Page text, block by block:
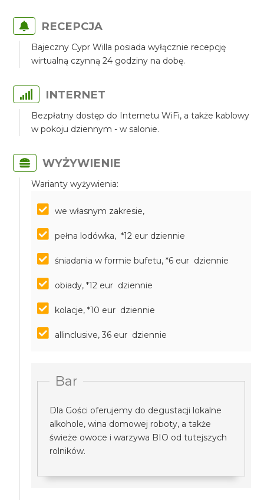
RECEPCJA
Bajeczny Cypr Willa posiada wyłącznie recepcję
wirtualną czynną 24 godziny na dobę.
INTERNET
Bezpłatny dostęp do Internetu WiFi, a także kablowy
w pokoju dziennym - w salonie.
WYŻYWIENIE
Warianty wyżywienia:
we własnym zakresie,
pełna lodówka, *12 eur dziennie
śniadania w formie bufetu, *6 eur dziennie
obiady, *12 eur dziennie
kolacje, *10 eur dziennie
allinclusive, 36 eur dziennie
Bar
Dla Gości oferujemy do degustacji lokalne
alkohole, wina domowej roboty, a także
świeże owoce i warzywa BIO od tutejszych
rolników.